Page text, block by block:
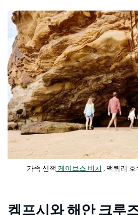
가족 산책 케이브스 비치 , 맥쿼리
켐프시와 해안 크루